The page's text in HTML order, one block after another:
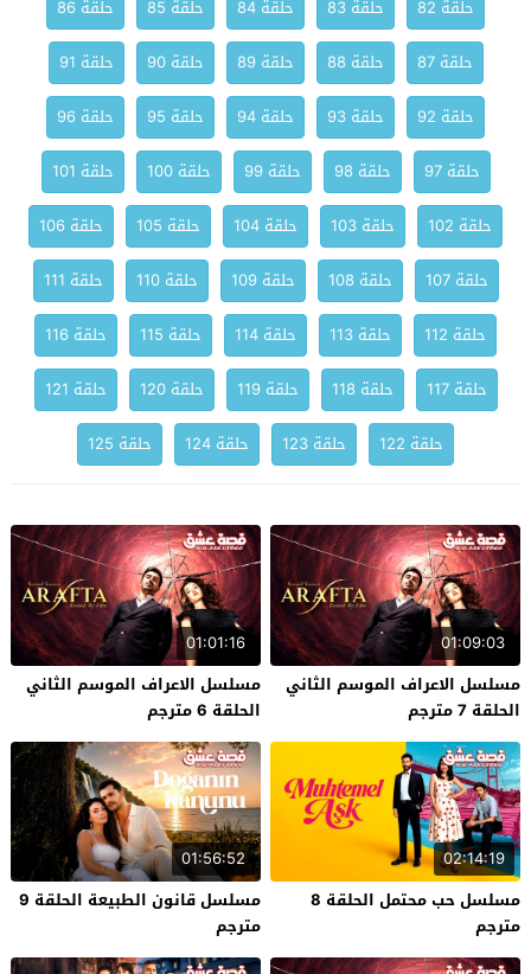
حلقة 82 حلقة 83 حلقة 84 حلقة 85
حلقة 86
حلقة 87
حلقة 88 حلقة 89 حلقة 90
حلقة 91
حلقة 92
حلقة 93 حلقة 94 حلقة 95
حلقة 96
حلقة 97
حلقة 98 حلقة 99 حلقة 100
حلقة 101
حلقة 102
حلقة 103 حلقة 104 حلقة 105
حلقة 106
حلقة 107
حلقة 108 حلقة 109 حلقة 110
حلقة 111
حلقة 112
حلقة 113 حلقة 114 حلقة 115
حلقة 116
حلقة 117
حلقة 118 حلقة 119 حلقة 120
حلقة 121
حلقة 122
حلقة 123 حلقة 124 حلقة 125
01:09:03
مسلسل الاعراف الموسم الثاني
الحلقة 7 مترجم
01:01:16
مسلسل الاعراف الموسم الثاني
الحلقة 6 مترجم
02:14:19
مسلسل حب محتمل الحلقة 8
مترجم
01:56:52
مسلسل قانون الطبيعة الحلقة 9
مترجم